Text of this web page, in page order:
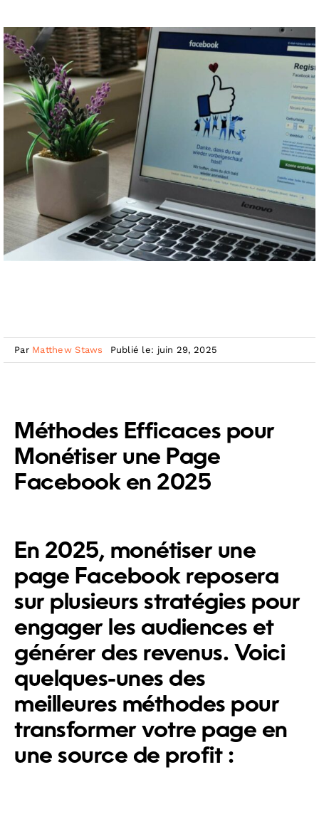
Par Matthew Staws Publié le: juin 29, 2025
Méthodes Efficaces pour
Monétiser une Page
Facebook en 2025
En 2025, monétiser une
page Facebook reposera
sur plusieurs stratégies pour
engager les audiences et
générer des revenus. Voici
quelques-unes des
meilleures méthodes pour
transformer votre page en
une source de profit :